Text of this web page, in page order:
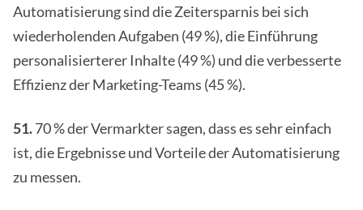
Automatisierung sind die Zeitersparnis bei sich
wiederholenden Aufgaben (49 %), die Einführung
personalisierterer Inhalte (49 %) und die verbesserte
Effizienz der Marketing-Teams (45 %).
51.70 % der Vermarkter sagen, dass es sehr einfach
ist, die Ergebnisse und Vorteile der Automatisierung
zu messen.